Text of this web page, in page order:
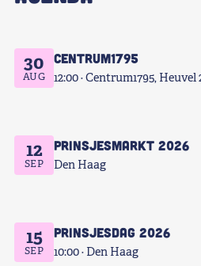
30
AUG
Centrum1795
12:00 Centrum1795,
12
SEP
Prinsjesmarkt 2026
Den Haag
15
SEP
Prinsjesdag 2026
10:00 Den Haag